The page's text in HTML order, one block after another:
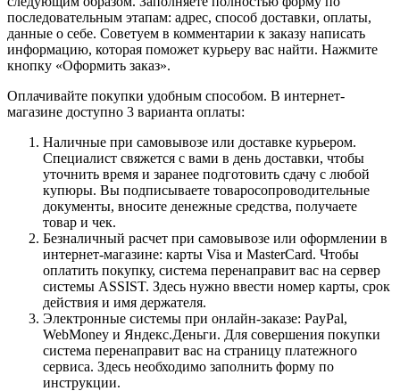
последовательным этапам: адрес, способ доставки, оплаты,
данные о себе. Советуем в комментарии к заказу написать
информацию, которая поможет курьеру вас найти. Нажмите
кнопку «Оформить заказ».
Оплачивайте покупки удобным способом. В интернет-
магазине доступно 3 варианта оплаты:
Наличные при самовывозе или доставке курьером.
Специалист свяжется с вами в день доставки, чтобы
уточнить время и заранее подготовить сдачу с любой
купюры. Вы подписываете товаросопроводительные
документы, вносите денежные средства, получаете
товар и чек.
Безналичный расчет при самовывозе или оформлении в
интернет-магазине: карты Visa и MasterCard. Чтобы
оплатить покупку, система перенаправит вас на сервер
системы ASSIST. Здесь нужно ввести номер карты, срок
действия и имя держателя.
Электронные системы при онлайн-заказе: PayPal,
WebMoney и Яндекс.Деньги. Для совершения покупки
система перенаправит вас на страницу платежного
сервиса. Здесь необходимо заполнить форму по
инструкции.